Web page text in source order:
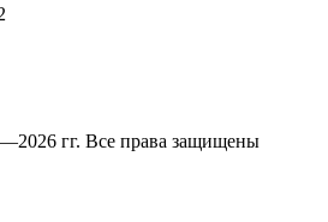
гг. Все права защищены